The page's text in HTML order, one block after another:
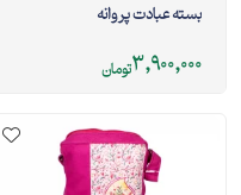
بسته عبادت پروانه
3,900,000تومان